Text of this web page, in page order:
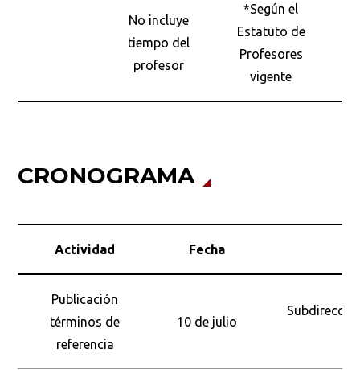
No incluye
tiempo del
profesor
*Según el
Estatuto de
Profesores
vigente
CRONOGRAMA
Actividad Fecha
Publicación
términos de
referencia
10 de julio